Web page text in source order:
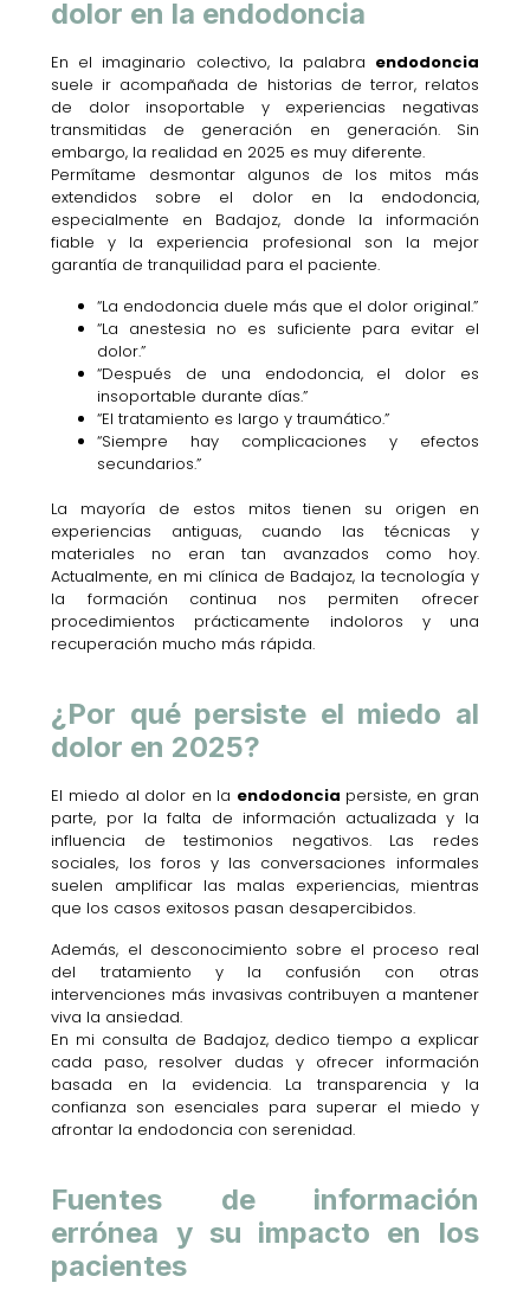
dolor en la endodoncia
En el imaginario colectivo, la palabra endodoncia
suele ir acompañada de historias de terror, relatos
de dolor insoportable y experiencias negativas
transmitidas de generación en generación. Sin
embargo, la realidad en 2025 es muy diferente.
Permítame desmontar algunos de los mitos más
extendidos sobre el dolor en la endodoncia,
especialmente en Badajoz, donde la información
fiable y la experiencia profesional son la mejor
garantía de tranquilidad para el paciente.
“La endodoncia duele más que el dolor original.”
“La anestesia no es suficiente para evitar el
dolor.”
“Después de una endodoncia, el dolor es
insoportable durante días.”
“El tratamiento es largo y traumático.”
“Siempre hay complicaciones y efectos
secundarios.”
La mayoría de estos mitos tienen su origen en
experiencias antiguas, cuando las técnicas y
materiales no eran tan avanzados como hoy.
Actualmente, en mi clínica de Badajoz, la tecnología y
la formación continua nos permiten ofrecer
procedimientos prácticamente indoloros y una
recuperación mucho más rápida.
¿Por qué persiste el miedo al
dolor en 2025?
El miedo al dolor en la endodoncia persiste, en gran
parte, por la falta de información actualizada y la
influencia de testimonios negativos. Las redes
sociales, los foros y las conversaciones informales
suelen amplificar las malas experiencias, mientras
que los casos exitosos pasan desapercibidos.
Además, el desconocimiento sobre el proceso real
del tratamiento y la confusión con otras
intervenciones más invasivas contribuyen a mantener
viva la ansiedad.
En mi consulta de Badajoz, dedico tiempo a explicar
cada paso, resolver dudas y ofrecer información
basada en la evidencia. La transparencia y la
confianza son esenciales para superar el miedo y
afrontar la endodoncia con serenidad.
Fuentes de información
errónea y su impacto en los
pacientes